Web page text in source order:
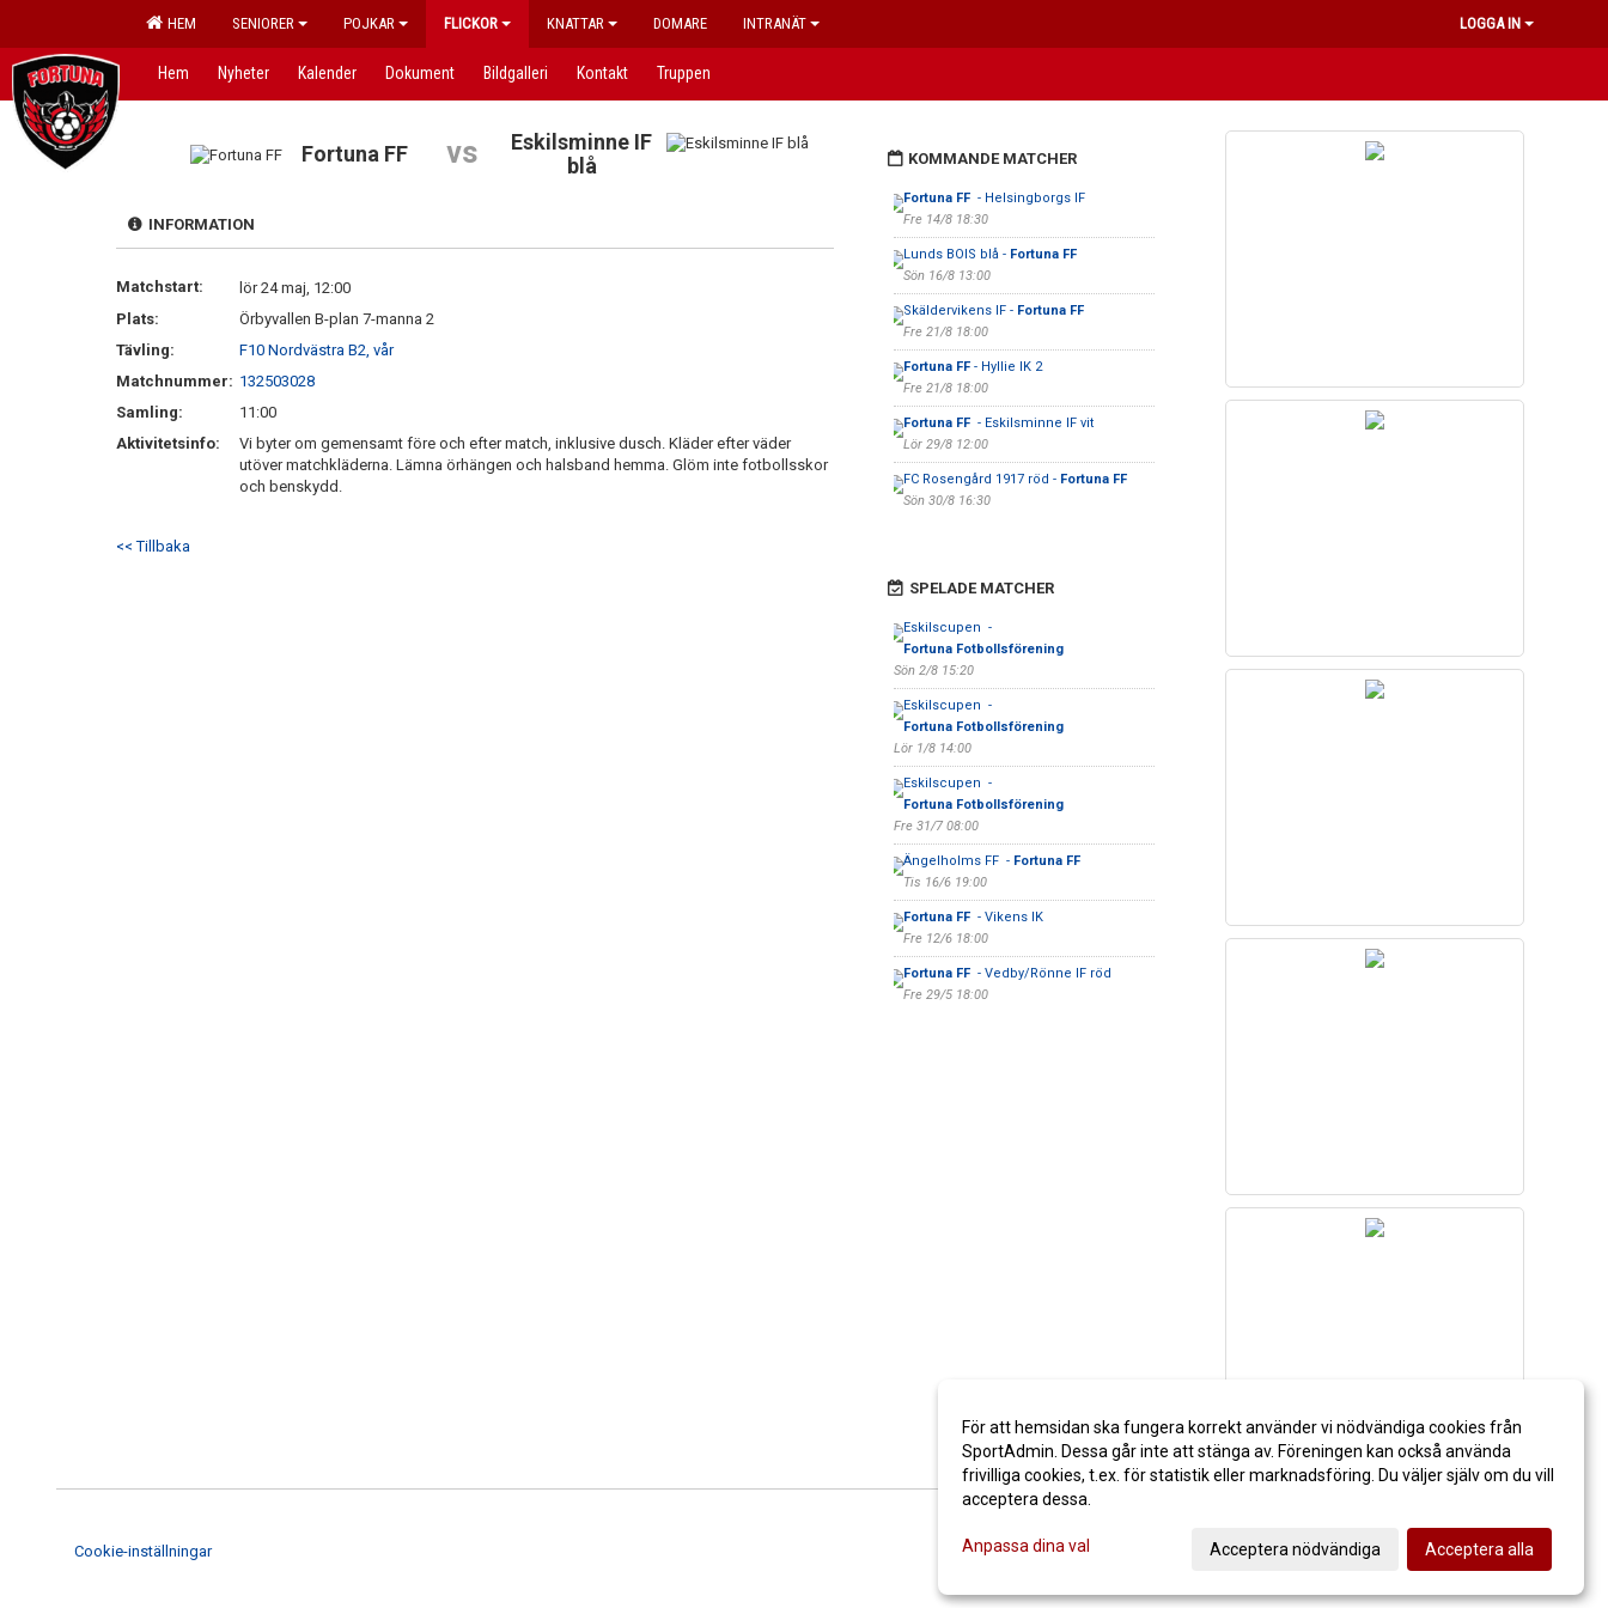
HEM SENIORER POJKAR FLICKOR KNATTAR DOMARE INTRANÄT LOGGA IN
Hem Nyheter Kalender Dokument Bildgalleri Kontakt Truppen
Fortuna FF vs
Eskilsminne IF
blå
INFORMATION
Matchstart:
lör 24 maj, 12:00
Plats:
Örbyvallen B-plan 7-manna 2
Tävling:
F10 Nordvästra B2, vår
Matchnummer: 132503028
Samling:
11:00
Aktivitetsinfo:
Vi byter om gemensamt före och efter match, inklusive dusch. Kläder efter väder
utöver matchkläderna. Lämna örhängen och halsband hemma. Glöm inte fotbollsskor
och benskydd.
<< Tillbaka
KOMMANDE MATCHER
Fortuna FF - Helsingborgs IF
Fre 14/8 18:30
Lunds BOIS blå - Fortuna FF
Sön 16/8 13:00
Skäldervikens IF - Fortuna FF
Fre 21/8 18:00
Fortuna FF- Hyllie IK 2
Fre 21/8 18:00
Fortuna FF - Eskilsminne IF vit
Lör 29/8 12:00
FC Rosengård 1917 röd - Fortuna FF
Sön 30/8 16:30
SPELADE MATCHER
Eskilscupen -
Fortuna Fotbollsförening
Sön 2/8 15:20
Eskilscupen -
Fortuna Fotbollsförening
Lör 1/8 14:00
Eskilscupen -
Fortuna Fotbollsförening
Fre 31/7 08:00
Ängelholms FF - Fortuna FF
Tis 16/6 19:00
Fortuna FF - Vikens IK
Fre 12/6 18:00
Fortuna FF - Vedby/Rönne IF röd
Fre 29/5 18:00
Cookie-inställningar
För att hemsidan ska fungera korrekt använder vi nödvändiga cookies från
SportAdmin. Dessa går inte att stänga av. Föreningen kan också använda
frivilliga cookies, t.ex. för statistik eller marknadsföring. Du väljer själv om du vill
acceptera dessa.
Anpassa dina val Acceptera nödvändiga Acceptera alla